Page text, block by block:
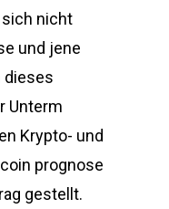
nicht
und jene
dieses
Unterm
Krypto- und
prognose
gestellt.